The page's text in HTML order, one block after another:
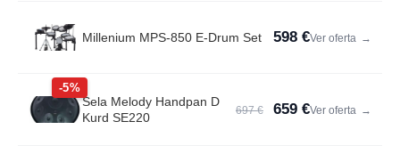
Millenium MPS-850 E-Drum Set 598 €Ver oferta →
-5%
Sela Melody Handpan D
Kurd SE220
697 € 659 €Ver oferta →